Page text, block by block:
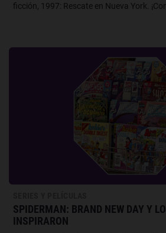
ficción, 1997: Rescate en Nueva York.
SPIDERMAN: BRAND NEW DAY Y
INSPIRARON